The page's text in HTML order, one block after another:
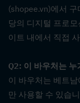
(shopee.vn)에서
당의 디지털 프로
이트 내에서 직접
Q2: 이 바우처는 누
이 바우처는 베트
만 사용할 수 있습